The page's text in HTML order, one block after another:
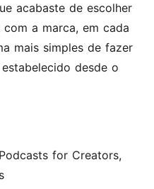
acabaste de escolher
a marca, em cada
mais simples de fazer
desde o
for Creators,